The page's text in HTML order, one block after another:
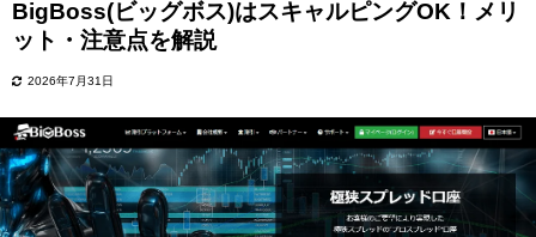
BigBoss(ビッグボス)はスキャルピングOK！メリ
ット・注意点を解説
2026年7月31日